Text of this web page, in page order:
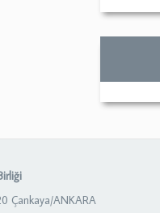
Çankaya/ANKARA